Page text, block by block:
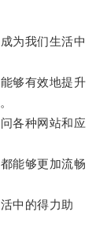
为我们生活中
够有效地提升
各种网站和应
能够更加流畅
中的得力助